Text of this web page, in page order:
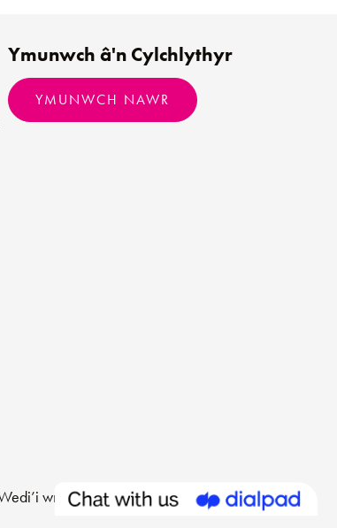
Ymunwch â'n Cylchlythyr
YMUNWCH NAWR
wneud gan Limegreentangerine